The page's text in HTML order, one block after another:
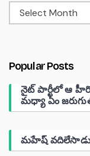
Popular Posts
నైట్ పార్టీలో ఆ
మధ్యా ఏం
మహేష్ వదిలేసాడు